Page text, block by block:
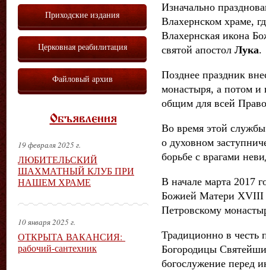
Изначально
Влахернском храме,
Влахернская икона
святой апостол Лука.
Позднее праздник
монастыря, а потом и
общим для всей
Во время этой
о духовном
борьбе с врагами
В начале марта 2017
Божией Матери XVIII
Петровскому
Традиционно в честь
Богородицы
богослужение перед
Приходские издания
Церковная реабилитация
Файловый архив
Объявления
19 февраля 2025 г.
ЛЮБИТЕЛЬСКИЙ
ШАХМАТНЫЙ КЛУБ ПРИ
НАШЕМ ХРАМЕ
10 января 2025 г.
ОТКРЫТА ВАКАНСИЯ:
рабочий-сантехник